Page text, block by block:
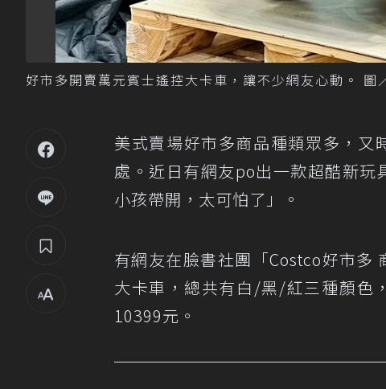
好市多開賣萬元賓士遙控大卡車，讓不少網友心動。
美式賣場好市多商品種類眾多，又
處。近日有網友po出一款超酷新玩
小孩帶開，太可怕了」。
有網友在臉書社團「Costco好市多
大卡車，總共有白/黑/紅三種顏色
10399元。